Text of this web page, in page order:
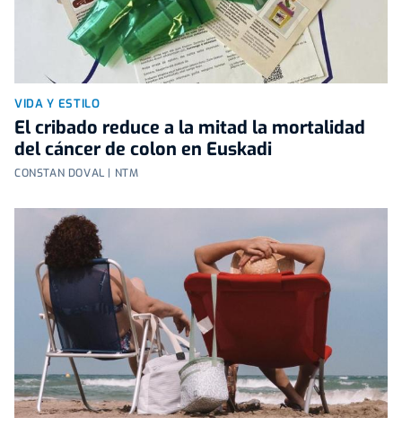
VIDA Y ESTILO
El cribado reduce a la mitad la mortalidad
del cáncer de colon en Euskadi
CONSTAN DOVAL | NTM